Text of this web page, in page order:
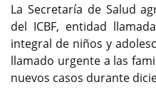
La Secretaría de Salud
del ICBF, entidad
integral de niños y
llamado urgente a las
nuevos casos durante